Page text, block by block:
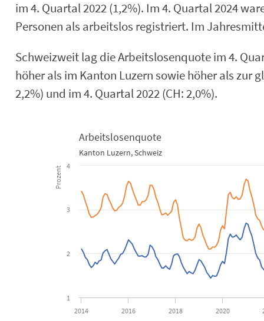
im 4. Quartal 2022 (1,2%). Im 4. Quartal 2024
Personen als arbeitslos registriert. Im
Schweizweit lag die Arbeitslosenquote im 4.
höher als im Kanton Luzern sowie höher als zur
2,2%) und im 4. Quartal 2022 (CH: 2,0%).
Arbeitslosenquote
Line chart with 2 lines.
Kanton Luzern, Schweiz
View as data table, Arbeitslosenquote
The chart has 1 X axis displaying Time. Data ranges from
The chart has 1 Y axis displaying Prozent. Data ranges from
Prozent
Arbeitslosenquote
Kanton Luzern, Schweiz
2014 2016 2018 2020
1
2
3
4